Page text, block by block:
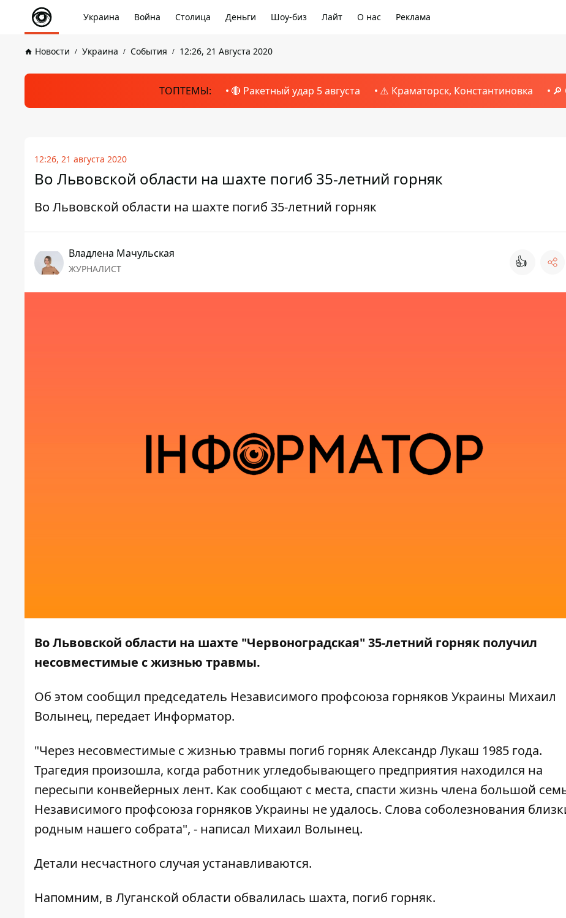
Украина Война Столица Деньги Шоу-биз Лайт О нас Реклама
Новости Украина События 12:26, 21 Августа 2020
ТОПТЕМЫ: 🔴 Ракетный удар 5 августа ⚠️ Краматорск, Константиновка
12:26, 21 августа 2020
Во Львовской области на шахте погиб 35-летний горняк
Во Львовской области на шахте погиб 35-летний горняк
Владлена Мачульская
ЖУРНАЛИСТ 👍
Во Львовской области на шахте "Червоноградская" 35-летний горняк получил
несовместимые с жизнью травмы.
Об этом сообщил председатель Независимого профсоюза горняков Украины Михаил
Волынец, передает Информатор.
"Через несовместимые с жизнью травмы погиб горняк Александр Лукаш 1985 года.
Трагедия произошла, когда работник угледобывающего предприятия находился на
пересыпи конвейерных лент. Как сообщают с места, спасти жизнь члена большой
Независимого профсоюза горняков Украины не удалось. Слова соболезнования
родным нашего собрата", - написал Михаил Волынец.
Детали несчастного случая устанавливаются.
Напомним, в Луганской области обвалилась шахта, погиб горняк.